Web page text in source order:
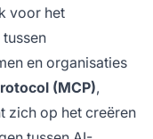
voor het
en organisaties
(MCP),
zich op het creëren